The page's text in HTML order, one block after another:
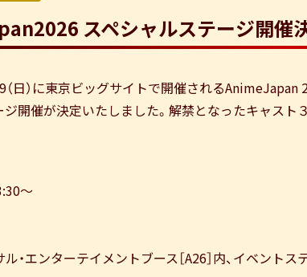
スペシャルステージ開催
（日）に東京ビッグサイトで開催される
開催が決定いたしました。解禁となったキャスト
～
・エンターテイメントブース［A26］内、イベントス